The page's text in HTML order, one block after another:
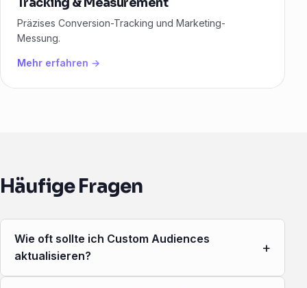
Präzises Conversion-Tracking und Marketing-
Messung.
Mehr erfahren →
Häufige Fragen
Wie oft sollte ich Custom Audiences
aktualisieren?
+